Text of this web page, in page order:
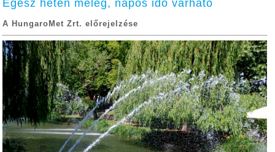
Egész héten meleg, napos idő várható
A HungaroMet Zrt. előrejelzése